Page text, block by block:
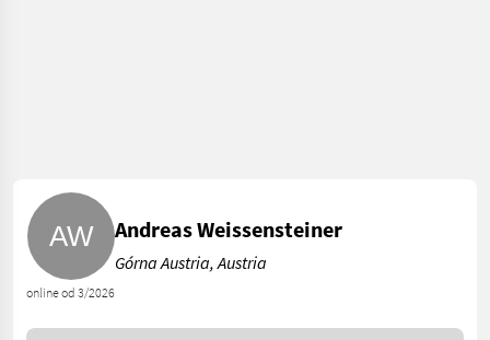
online od 3/2026
Andreas Weissensteiner
Górna Austria, Austria